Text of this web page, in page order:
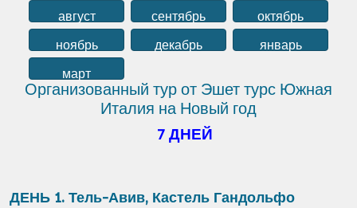
август сентябрь
октябрь
ноябрь
декабрь
январь
март
Организованный тур от Эшет турс Южная
Италия на Новый год
7 ДНЕЙ
ДЕНЬ 1. Тель-Авив, Кастель Гандольфо